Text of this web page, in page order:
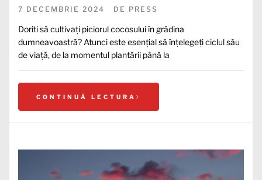
7 DECEMBRIE 2024 DE PRESS
Doriti să cultivați piciorul cocosului în grădina
dumneavoastră? Atunci este esențial să înțelegeți ciclul său
de viață, de la momentul plantării până la
CONTINUĂ LECTURA